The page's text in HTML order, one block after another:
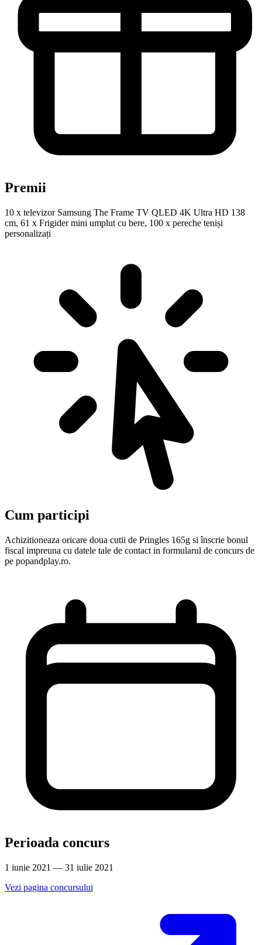
Premii
10 x televizor Samsung The Frame TV QLED 4K Ultra HD 138
cm, 61 x Frigider mini umplut cu bere, 100 x pereche teniși
personalizați
Cum participi
Achizitioneaza oricare doua cutii de Pringles 165g si înscrie bonul
fiscal impreuna cu datele tale de contact in formularul de concurs de
pe popandplay.ro.
Perioada concurs
1 iunie 2021 — 31 iulie 2021
Vezi pagina concursului